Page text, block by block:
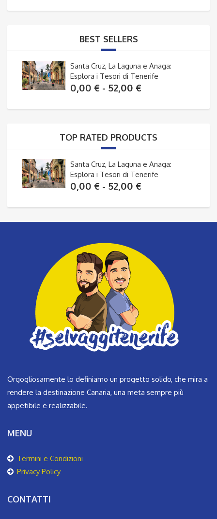
BEST SELLERS
Santa Cruz, La Laguna e Anaga:
Esplora i Tesori di Tenerife
0,00 € - 52,00 €
0,00 €
52,00 €
TOP RATED PRODUCTS
Santa Cruz, La Laguna e Anaga:
Esplora i Tesori di Tenerife
0,00 € - 52,00 €
da
a
52,00 €
Orgogliosamente lo definiamo un progetto solido, che mira a
rendere la destinazione Canaria, una meta sempre più
appetibile e realizzabile.
MENU
Termini e Condizioni
Privacy Policy
CONTATTI